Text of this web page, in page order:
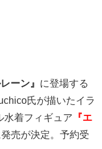
ーン』 に登場する
氏が描いたイラ
水着フィギュア 『エ
売が決定。予約受